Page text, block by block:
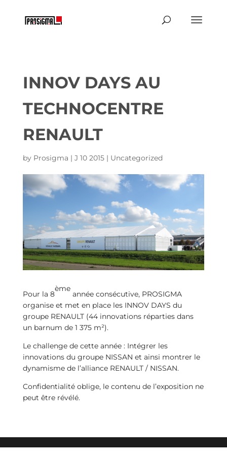
INNOV DAYS AU
TECHNOCENTRE
RENAULT
by Prosigma | J 10 2015| Uncategorized
Pour la 8
ème
année consécutive, PROSIGMA
organise et met en place les INNOV DAYS du
groupe RENAULT (44 innovations réparties dans
un barnum de 1 375 m²).
Le challenge de cette année : Intégrer les
innovations du groupe NISSAN et ainsi montrer le
dynamisme de l’alliance RENAULT / NISSAN.
Confidentialité oblige, le contenu de l’exposition ne
peut être révélé.